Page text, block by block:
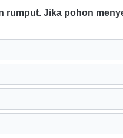
rumput. Jika pohon